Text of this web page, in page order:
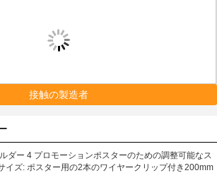
接触の製造者
ダー 4 プロモーションポスターのための調整可能なス
イズ: ポスター用の2本のワイヤークリップ付き200mm